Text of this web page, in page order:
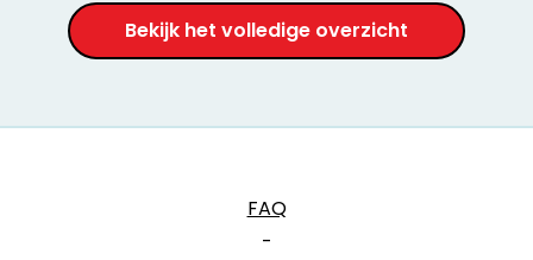
Bekijk het volledige overzicht
FAQ
-